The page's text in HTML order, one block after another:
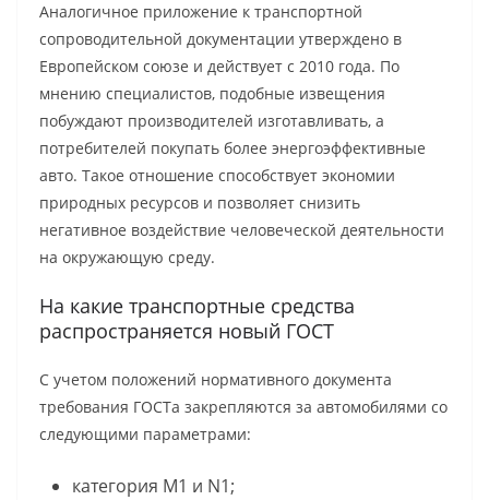
Аналогичное приложение к транспортной
сопроводительной документации утверждено в
Европейском союзе и действует с 2010 года. По
мнению специалистов, подобные извещения
побуждают производителей изготавливать, а
потребителей покупать более энергоэффективные
авто. Такое отношение способствует экономии
природных ресурсов и позволяет снизить
негативное воздействие человеческой деятельности
на окружающую среду.
На какие транспортные средства
распространяется новый ГОСТ
С учетом положений нормативного документа
требования ГОСТа закрепляются за автомобилями со
следующими параметрами:
категория M1 и N1;